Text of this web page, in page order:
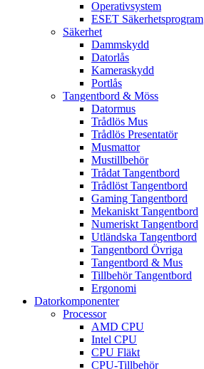
Operativsystem
ESET Säkerhetsprogram
Säkerhet
Dammskydd
Datorlås
Kameraskydd
Portlås
Tangentbord & Möss
Datormus
Trådlös Mus
Trådlös Presentatör
Musmattor
Mustillbehör
Trådat Tangentbord
Trådlöst Tangentbord
Gaming Tangentbord
Mekaniskt Tangentbord
Numeriskt Tangentbord
Utländska Tangentbord
Tangentbord Övriga
Tangentbord & Mus
Tillbehör Tangentbord
Ergonomi
Datorkomponenter
Processor
AMD CPU
Intel CPU
CPU Fläkt
CPU-Tillbehör